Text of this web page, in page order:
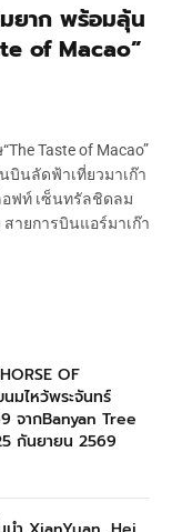
มยาก พร้อมลุ้น
of Macao”
Taste of Macao”
บินลัดฟ้าเที่ยวมาเก๊า
ฟท์ เซ็นทรัลชิดลม
สายการบินแอร์มาเก๊า
OF
นมไหว้พระจันทร์
จากBanyan Tree
กันยายน 2569